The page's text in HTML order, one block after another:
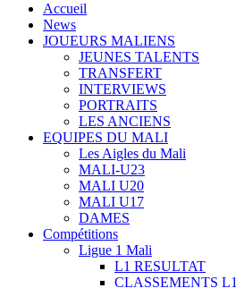
Accueil
News
JOUEURS MALIENS
JEUNES TALENTS
TRANSFERT
INTERVIEWS
PORTRAITS
LES ANCIENS
EQUIPES DU MALI
Les Aigles du Mali
MALI-U23
MALI U20
MALI U17
DAMES
Compétitions
Ligue 1 Mali
L1 RESULTAT
CLASSEMENTS L1